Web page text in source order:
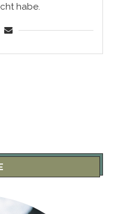
habe.